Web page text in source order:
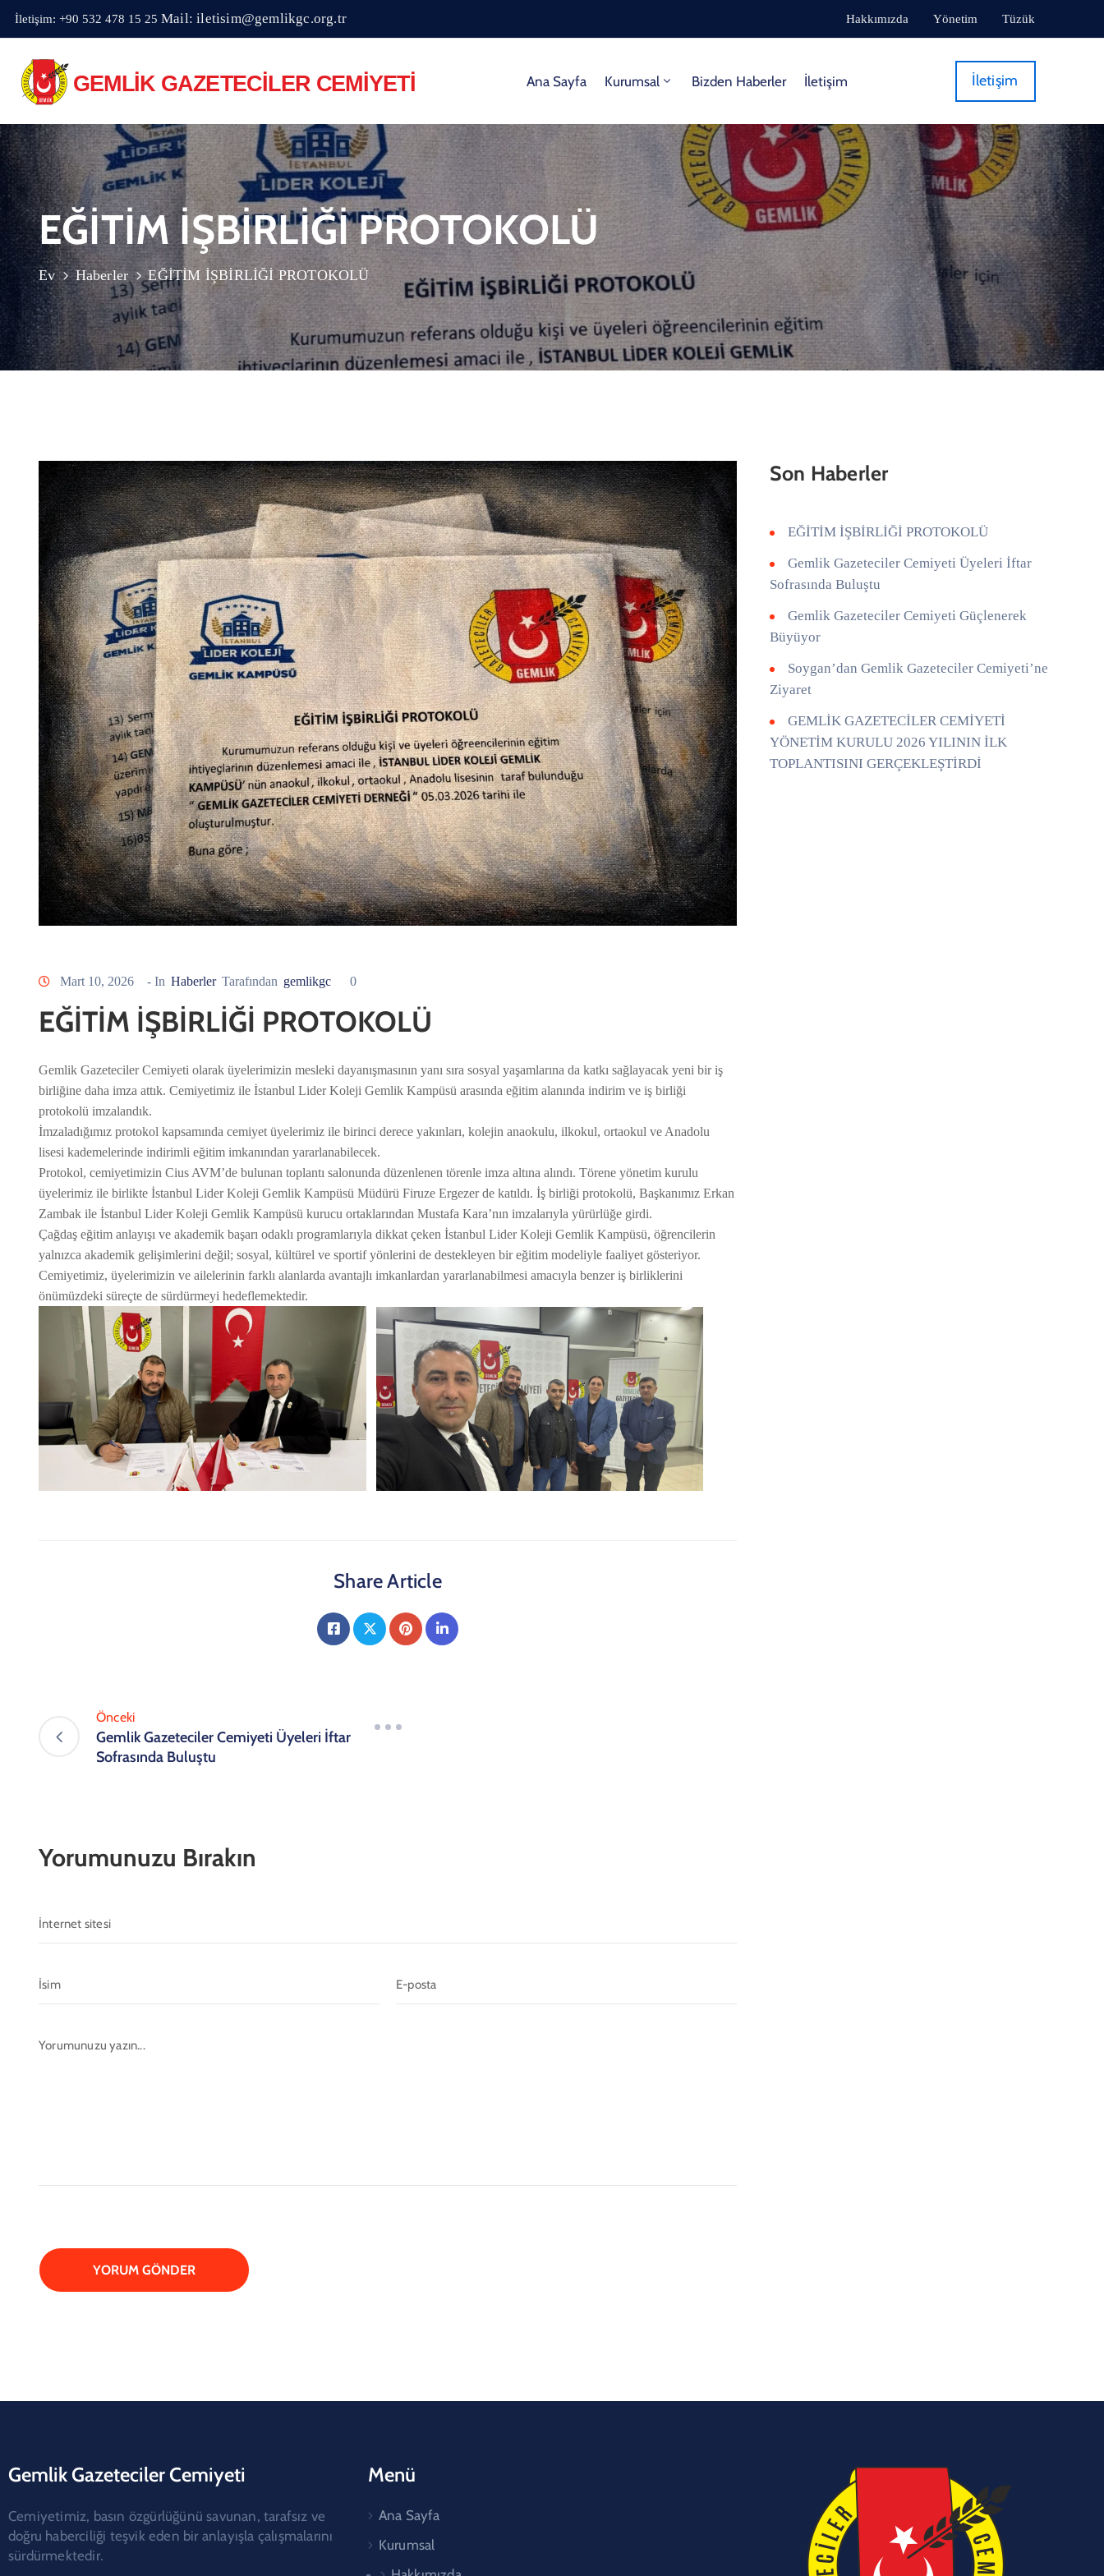
İletişim: +90 532 478 15 25 Mail: iletisim@gemlikgc.org.tr Hakkımızda Yönetim Tüzük
Ana Sayfa Kurumsal Bizden Haberler İletişim İletişim
EĞİTİM İŞBİRLİĞİ PROTOKOLÜ
Ev Haberler EĞİTİM İŞBİRLİĞİ PROTOKOLÜ
Mart 10, 2026 - In Haberler Tarafından gemlikgc 0
EĞİTİM İŞBİRLİĞİ PROTOKOLÜ
Gemlik Gazeteciler Cemiyeti olarak üyelerimizin mesleki dayanışmasının yanı sıra sosyal yaşamlarına da katkı sağlayacak yeni bir iş
birliğine daha imza attık. Cemiyetimiz ile İstanbul Lider Koleji Gemlik Kampüsü arasında eğitim alanında indirim ve iş birliği
protokolü imzalandık.
İmzaladığımız protokol kapsamında cemiyet üyelerimiz ile birinci derece yakınları, kolejin anaokulu, ilkokul, ortaokul ve Anadolu
lisesi kademelerinde indirimli eğitim imkanından yararlanabilecek.
Protokol, cemiyetimizin Cius AVM’de bulunan toplantı salonunda düzenlenen törenle imza altına alındı. Törene yönetim kurulu
üyelerimiz ile birlikte İstanbul Lider Koleji Gemlik Kampüsü Müdürü Firuze Ergezer de katıldı. İş birliği protokolü, Başkanımız Erkan
Zambak ile İstanbul Lider Koleji Gemlik Kampüsü kurucu ortaklarından Mustafa Kara’nın imzalarıyla yürürlüğe girdi.
Çağdaş eğitim anlayışı ve akademik başarı odaklı programlarıyla dikkat çeken İstanbul Lider Koleji Gemlik Kampüsü, öğrencilerin
yalnızca akademik gelişimlerini değil; sosyal, kültürel ve sportif yönlerini de destekleyen bir eğitim modeliyle faaliyet gösteriyor.
Cemiyetimiz, üyelerimizin ve ailelerinin farklı alanlarda avantajlı imkanlardan yararlanabilmesi amacıyla benzer iş birliklerini
önümüzdeki süreçte de sürdürmeyi hedeflemektedir.
Share Article
Önceki
Gemlik Gazeteciler Cemiyeti Üyeleri İftar
Sofrasında Buluştu
Yorumunuzu Bırakın
Son Haberler
EĞİTİM İŞBİRLİĞİ PROTOKOLÜ
Gemlik Gazeteciler Cemiyeti Üyeleri İftar
Sofrasında Buluştu
Gemlik Gazeteciler Cemiyeti Güçlenerek
Büyüyor
Soygan’dan Gemlik Gazeteciler Cemiyeti’ne
Ziyaret
GEMLİK GAZETECİLER CEMİYETİ
YÖNETİM KURULU 2026 YILININ İLK
TOPLANTISINI GERÇEKLEŞTİRDİ
Gemlik Gazeteciler Cemiyeti
Cemiyetimiz, basın özgürlüğünü savunan, tarafsız ve
doğru haberciliği teşvik eden bir anlayışla çalışmalarını
sürdürmektedir.
Menü
Ana Sayfa
Kurumsal